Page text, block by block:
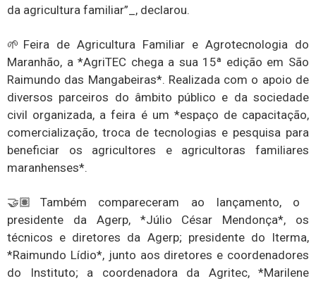
da agricultura familiar”_, declarou.
🌱Feira de Agricultura Familiar e Agrotecnologia do
Maranhão, a *AgriTEC chega a sua 15ª edição em São
Raimundo das Mangabeiras*. Realizada com o apoio de
diversos parceiros do âmbito público e da sociedade
civil organizada, a feira é um *espaço de capacitação,
comercialização, troca de tecnologias e pesquisa para
beneficiar os agricultores e agricultoras familiares
maranhenses*.
🤝🏽Também compareceram ao lançamento, o
presidente da Agerp, *Júlio César Mendonça*, os
técnicos e diretores da Agerp; presidente do Iterma,
*Raimundo Lídio*, junto aos diretores e coordenadores
do Instituto; a coordenadora da Agritec, *Marilene